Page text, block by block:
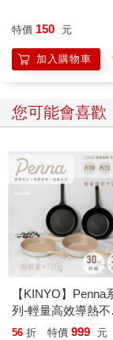
當最後一層方塊「
五官，而是一張拼
那張臉沒有表情，
此時綺媚早已忘了
在這一瞬間，綺媚
芥末熊【受託代銷】
特價 150 元
加入購物車
您可能會喜歡
【KINYO】Penna
列-輕量高效導熱不
平煎鍋30cm
56 折 特價 999 元